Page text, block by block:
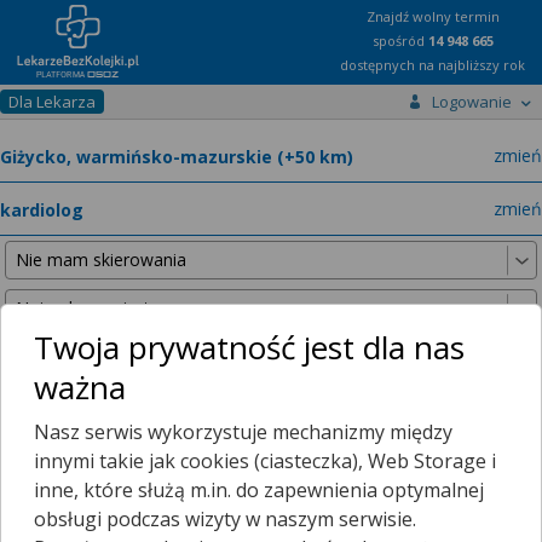
Znajdź wolny termin
spośród 14 948 665
dostępnych na najbliższy rok
Dla Lekarza Logowanie
zmień
zmień
Nie znaleźliśmy żadnych lekarzy w promieniu25 km , dlatego
zwiększyliśmy promień wyszukiwania do
50 km
Twoja prywatność jest dla nas
ważna
Nasz serwis wykorzystuje mechanizmy między
innymi takie jak cookies (ciasteczka), Web Storage i
inne, które służą m.in. do zapewnienia optymalnej
obsługi podczas wizyty w naszym serwisie.